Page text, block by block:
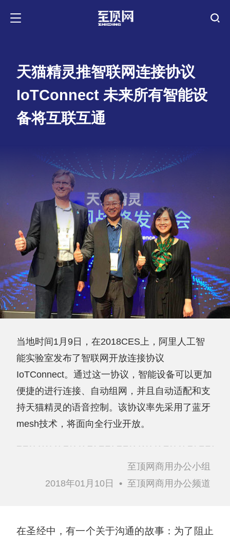
天猫精灵推智联网连接协议
IoTConnect 未来所有智能设
备将互联互通
当地时间1月9日，在2018CES上，阿里人工智
能实验室发布了智联网开放连接协议
IoTConnect。通过这一协议，智能设备可以更加
便捷的进行连接、自动组网，并且自动适配和支
持天猫精灵的语音控制。该协议率先采用了蓝牙
mesh技术，将面向全行业开放。
至顶网商用办公小组
2018年01月10日
• 至顶网商用办公频道
在圣经中，有一个关于沟通的故事：为了阻止